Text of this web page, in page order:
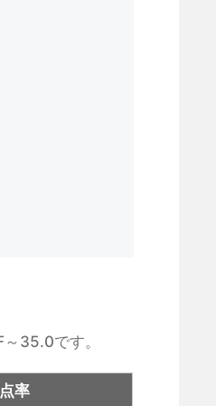
35.0です。
率